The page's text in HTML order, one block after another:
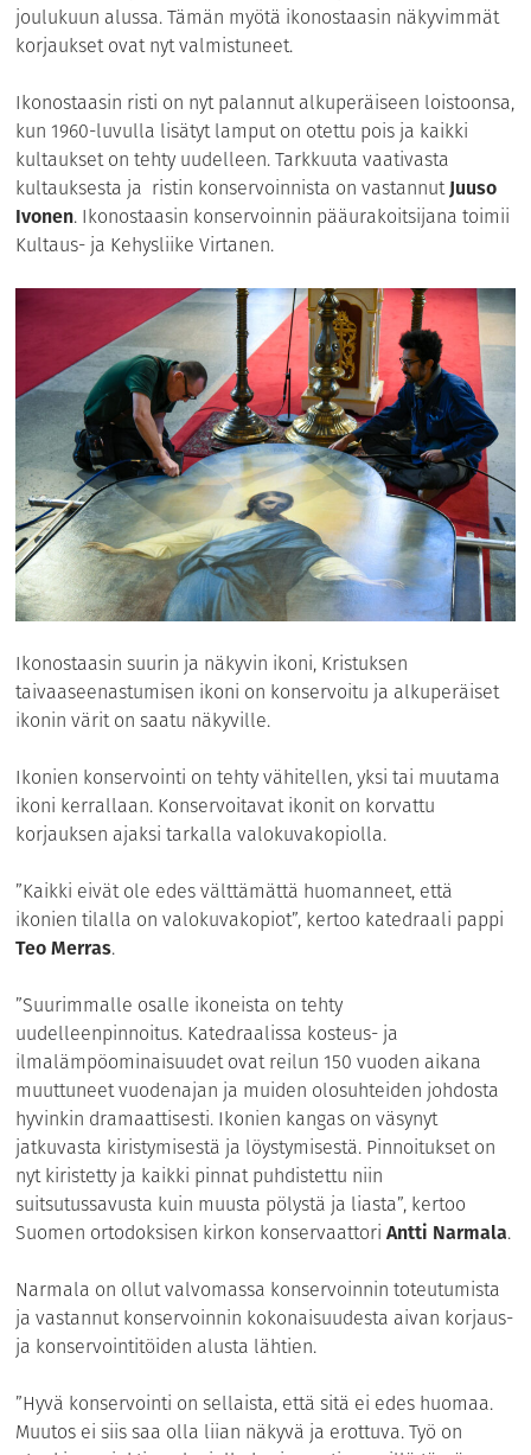
joulukuun alussa. Tämän myötä ikonostaasin näkyvimmät
korjaukset ovat nyt valmistuneet.
Ikonostaasin risti on nyt palannut alkuperäiseen loistoonsa,
kun 1960-luvulla lisätyt lamput on otettu pois ja kaikki
kultaukset on tehty uudelleen. Tarkkuuta vaativasta
kultauksesta ja ristin konservoinnista on vastannutJuuso
Ivonen. Ikonostaasin konservoinnin pääurakoitsijana toimii
Kultaus- ja Kehysliike Virtanen.
Ikonostaasin suurin ja näkyvin ikoni, Kristuksen
taivaaseenastumisen ikoni on konservoitu ja alkuperäiset
ikonin värit on saatu näkyville.
Ikonien konservointi on tehty vähitellen, yksi tai muutama
ikoni kerrallaan. Konservoitavat ikonit on korvattu
korjauksen ajaksi tarkalla valokuvakopiolla.
”Kaikki eivät ole edes välttämättä huomanneet, että
ikonien tilalla on valokuvakopiot”, kertoo katedraali pappi
Teo Merras.
”Suurimmalle osalle ikoneista on tehty
uudelleenpinnoitus. Katedraalissa kosteus- ja
ilmalämpöominaisuudet ovat reilun 150 vuoden aikana
muuttuneet vuodenajan ja muiden olosuhteiden johdosta
hyvinkin dramaattisesti. Ikonien kangas on väsynyt
jatkuvasta kiristymisestä ja löystymisestä. Pinnoitukset on
nyt kiristetty ja kaikki pinnat puhdistettu niin
suitsutussavusta kuin muusta pölystä ja liasta”, kertoo
Suomen ortodoksisen kirkon konservaattoriAntti Narmala.
Narmala on ollut valvomassa konservoinnin toteutumista
ja vastannut konservoinnin kokonaisuudesta aivan korjaus-
ja konservointitöiden alusta lähtien.
”Hyvä konservointi on sellaista, että sitä ei edes huomaa.
Muutos ei siis saa olla liian näkyvä ja erottuva. Työ on